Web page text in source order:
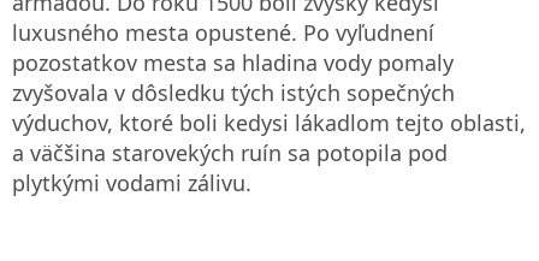
luxusného mesta opustené. Po vyľudnení
pozostatkov mesta sa hladina vody pomaly
zvyšovala v dôsledku tých istých sopečných
výduchov, ktoré boli kedysi lákadlom tejto oblasti,
a väčšina starovekých ruín sa potopila pod
plytkými vodami zálivu.